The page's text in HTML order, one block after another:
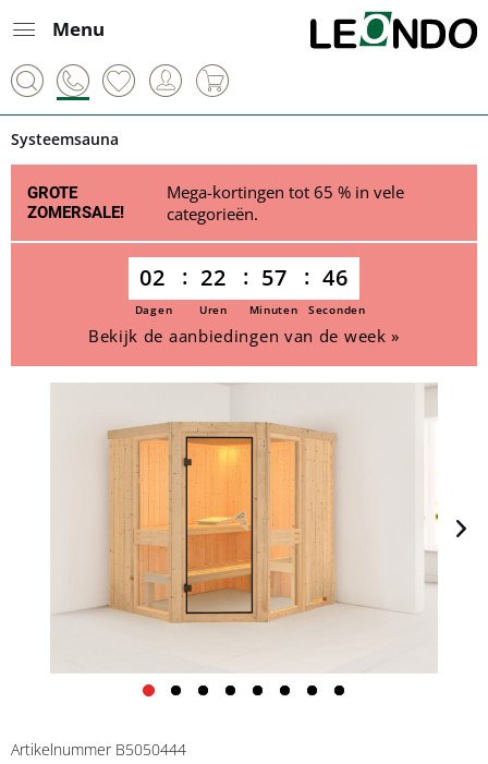
Menu
Systeemsauna
GROTE
ZOMERSALE!
Mega-kortingen tot 65 % in vele
categorieën.
02 22 57 46
Dagen Uren Minuten Seconden
Bekijk de aanbiedingen van de week »
Artikelnummer B5050444